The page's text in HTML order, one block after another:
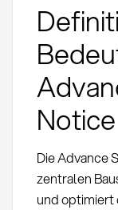
Die Advance
zentralen
und optimiert